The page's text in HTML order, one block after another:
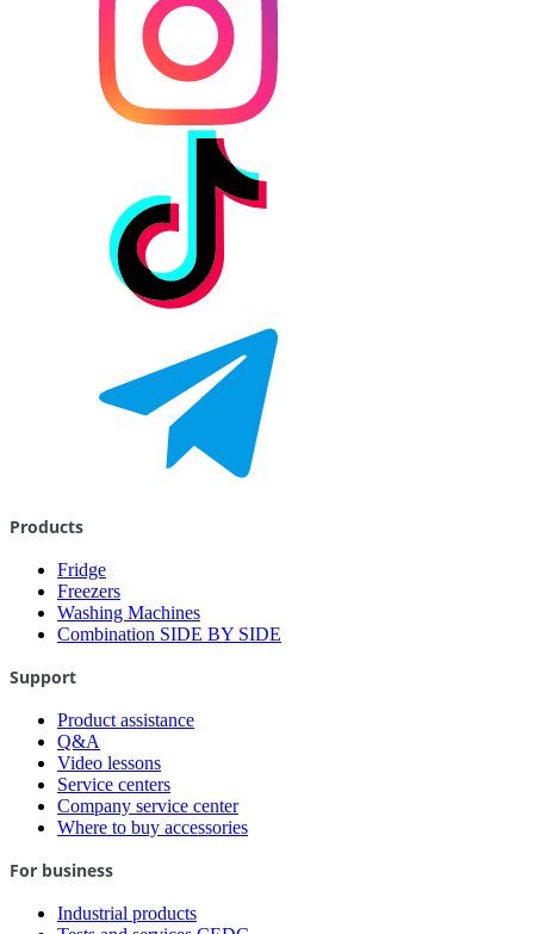
Products
Fridge
Freezers
Washing Machines
Combination SIDE BY SIDE
Support
Product assistance
Q&A
Video lessons
Service centers
Company service center
Where to buy accessories
For business
Industrial products